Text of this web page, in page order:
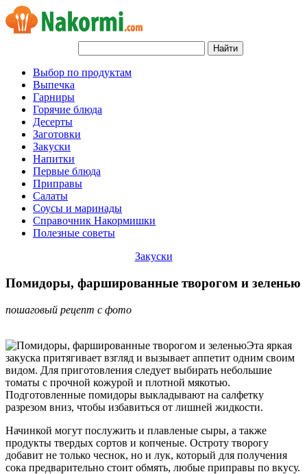
Выбор по продуктам
Выпечка
Гарниры
Горячие блюда
Десерты
Заготовки
Закуски
Напитки
Первые блюда
Приправы
Салаты
Соусы и маринады
Справочник Накормишки
Полезные советы
Закуски
Помидоры, фаршированные творогом и зеленью
пошаговый рецепт с фото
Эта яркая
закуска притягивает взгляд и вызывает аппетит одним своим
видом. Для приготовления следует выбирать небольшие
томаты с прочной кожурой и плотной мякотью.
Подготовленные помидоры выкладывают на салфетку
разрезом вниз, чтобы избавиться от лишней жидкости.
Начинкой могут послужить и плавленые сыры, а также
продукты твердых сортов и копченые. Остроту творогу
добавит не только чеснок, но и лук, который для получения
сока предварительно стоит обмять, любые приправы по вкусу.